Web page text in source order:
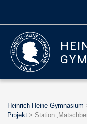
Heinrich Heine Gymnasium
Projekt > Station